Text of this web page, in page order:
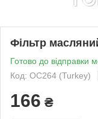
Фільтр
Готово до відправки
Код: OC264 (Turkey)
166 ₴